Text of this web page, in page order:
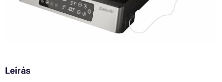
Leírás